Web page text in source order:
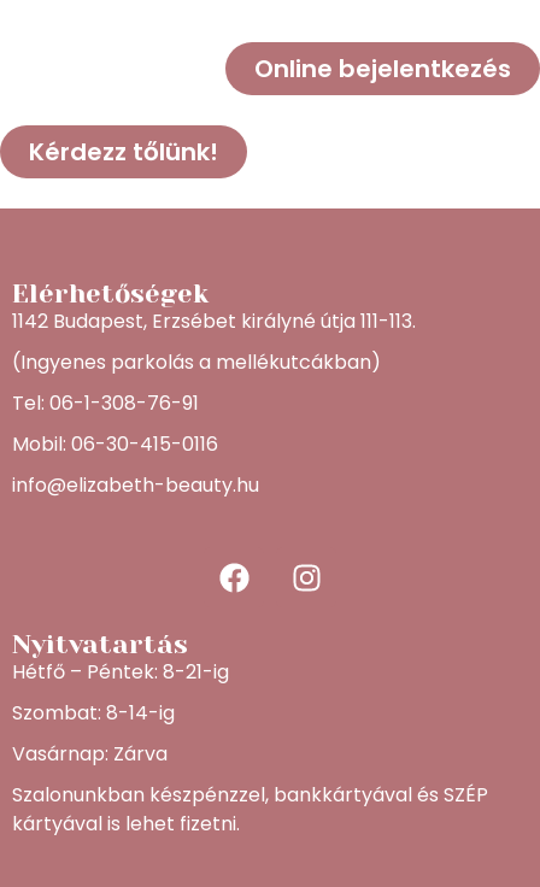
Online bejelentkezés
Kérdezz tőlünk!
Elérhetőségek
1142 Budapest, Erzsébet királyné útja 111-113.
(Ingyenes parkolás a mellékutcákban)
Tel: 06-1-308-76-91
Mobil: 06-30-415-0116
info@elizabeth-beauty.hu
Nyitvatartás
Hétfő – Péntek: 8-21-ig
Szombat: 8-14-ig
Vasárnap: Zárva
Szalonunkban készpénzzel, bankkártyával és SZÉP
kártyával is lehet fizetni.